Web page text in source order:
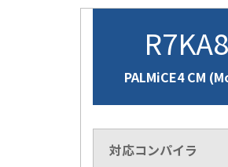
PALMiCE4 CM
対応コンパイラ